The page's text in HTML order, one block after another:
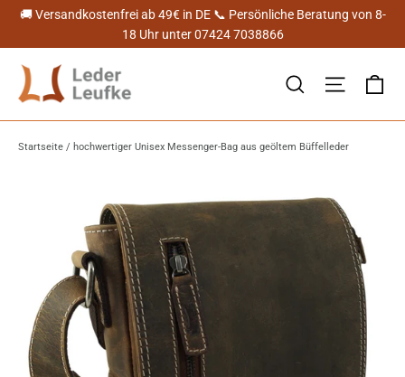
Direkt
🚚 Versandkostenfrei ab 49€ in DE 📞 Persönliche Beratung von 8-
18 Uhr unter 07424 7038866
Suche
Startseite / hochwertiger Unisex Messenger-Bag aus geöltem Büffelleder